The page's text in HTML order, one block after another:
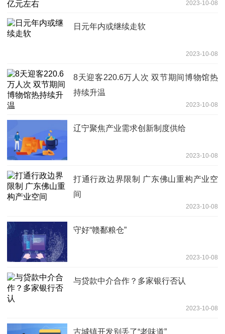
2023-10-08
日元年内或继续走软
2023-10-08
8天迎客220.6万人次 双节期间博物馆热
持续升温
2023-10-08
辽宁聚焦产业需求创新制度供给
2023-10-08
打通行政边界限制 广东佛山重构产业空
间
2023-10-08
守好“赣鄱粮仓”
2023-10-08
与贷款中介合作？多家银行否认
2023-10-08
古城镇开发别丢了“老味道”